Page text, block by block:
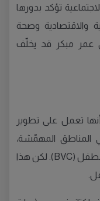
تؤكد بدورها
والاقتصادية وصحة
عمر مبكر قد يخلّف
تعمل على تطوير
المناطق المهمّشة،
وذلك من خلال التعاون مع مراكز رعاية الطفل (BVC). لكن هذا